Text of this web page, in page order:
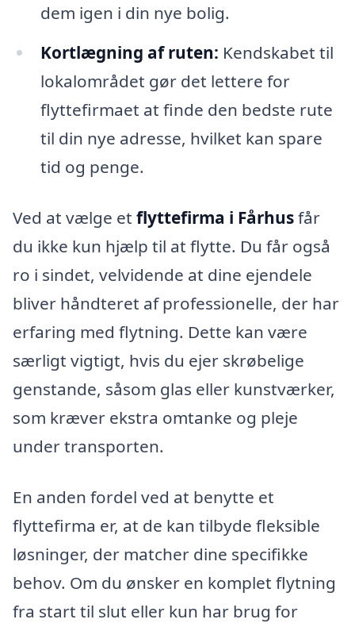
dem igen i din nye bolig.
Kortlægning af ruten: Kendskabet til
lokalområdet gør det lettere for
flyttefirmaet at finde den bedste rute
til din nye adresse, hvilket kan spare
tid og penge.
Ved at vælge et flyttefirma i Fårhusfår
du ikke kun hjælp til at flytte. Du får også
ro i sindet, velvidende at dine ejendele
bliver håndteret af professionelle, der har
erfaring med flytning. Dette kan være
særligt vigtigt, hvis du ejer skrøbelige
genstande, såsom glas eller kunstværker,
som kræver ekstra omtanke og pleje
under transporten.
En anden fordel ved at benytte et
flyttefirma er, at de kan tilbyde fleksible
løsninger, der matcher dine specifikke
behov. Om du ønsker en komplet flytning
fra start til slut eller kun har brug for